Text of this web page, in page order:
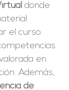
donde
el curso.
en
Además,
de